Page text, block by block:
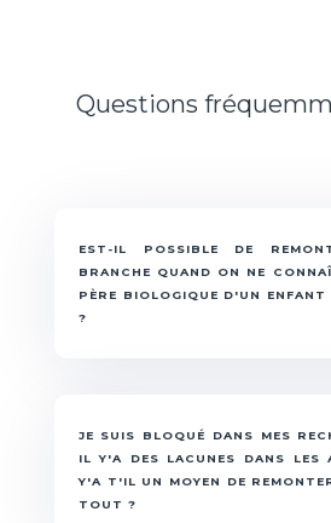
Questions
EST-IL POSSIBLE DE
BRANCHE QUAND ON NE
PÈRE BIOLOGIQUE D'UN ENFANT
?
JE SUIS BLOQUÉ DANS MES
IL Y'A DES LACUNES DANS LES
Y'A T'IL UN MOYEN DE
TOUT ?